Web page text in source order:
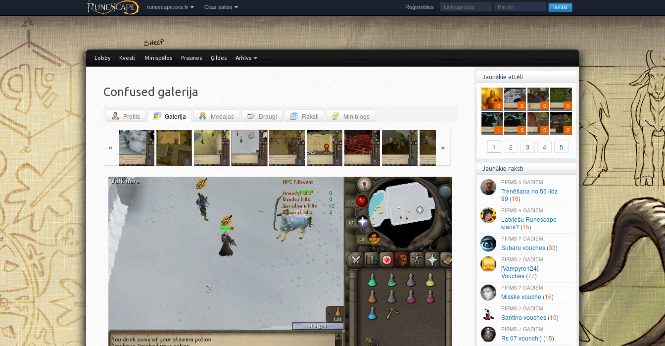
runescape.exs.lv Citas saites Reģistrēties
Lobby Kvesti Minispēles Prasmes Ģildes Arhīvs
Jaunākie attēli
0 0 0 0
1 0 0 2
1 2 3 4 5
Jaunākie raksti
5 GADIEM
Trenēšana no 55 līdz
99 (18)
5 GADIEM
Latviešu Runescape
klans? (15)
7 GADIEM
Subaru vouches (33)
7 GADIEM
[Vampyre124]
Vouches (77)
7 GADIEM
Missile vouche (16)
7 GADIEM
Santino vouches (10)
7 GADIEM
Rs 07 vounch:) (15)
Confused galerija
Profils Galerija Medaļas Draugi Raksti Miniblogs
«
3 3 2 3 6 5 5 1 1 10 8 7 4
»